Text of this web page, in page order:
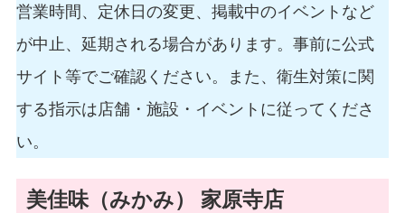
営業時間、定休日の変更、掲載中のイベントなど
が中止、延期される場合があります。事前に公式
サイト等でご確認ください。また、衛生対策に関
する指示は店舗・施設・イベントに従ってくださ
い。
美佳味（みかみ） 家原寺店